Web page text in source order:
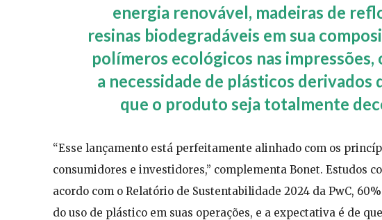
energia renovável, madeiras de
resinas biodegradáveis em sua
polímeros ecológicos nas
a necessidade de plásticos
que o produto seja totalmente
“Esse lançamento está perfeitamente alinhado com os
consumidores e investidores,” complementa Bonet. Estudos
acordo com o Relatório de Sustentabilidade 2024 da PwC,
do uso de plástico em suas operações, e a expectativa é de